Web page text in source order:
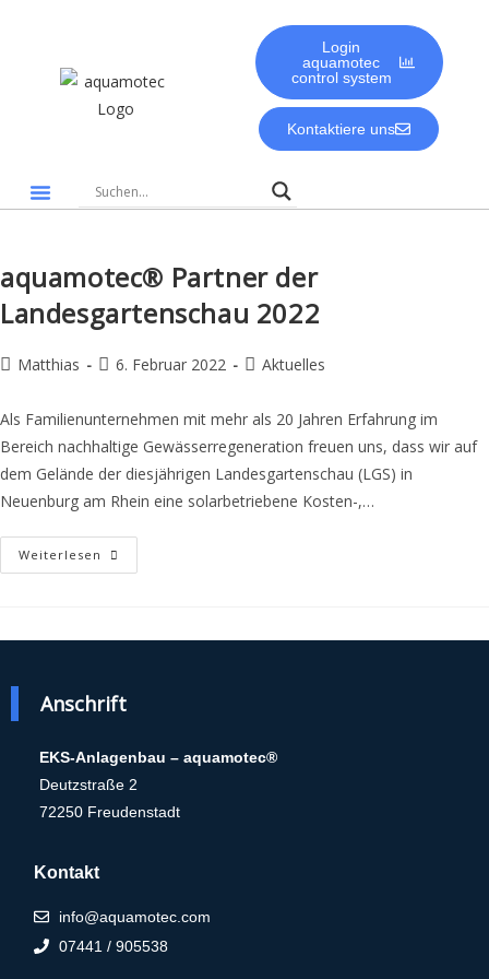
Login
aquamotec
control system
Kontaktiere uns
aquamotec® Partner der
Landesgartenschau 2022
Matthias 6. Februar 2022 Aktuelles
Als Familienunternehmen mit mehr als 20 Jahren Erfahrung im
Bereich nachhaltige Gewässerregeneration freuen uns, dass wir auf
dem Gelände der diesjährigen Landesgartenschau (LGS) in
Neuenburg am Rhein eine solarbetriebene Kosten-,…
Weiterlesen
Anschrift
EKS-Anlagenbau – aquamotec®
Deutzstraße 2
72250 Freudenstadt
Kontakt
info@aquamotec.com
07441 / 905538